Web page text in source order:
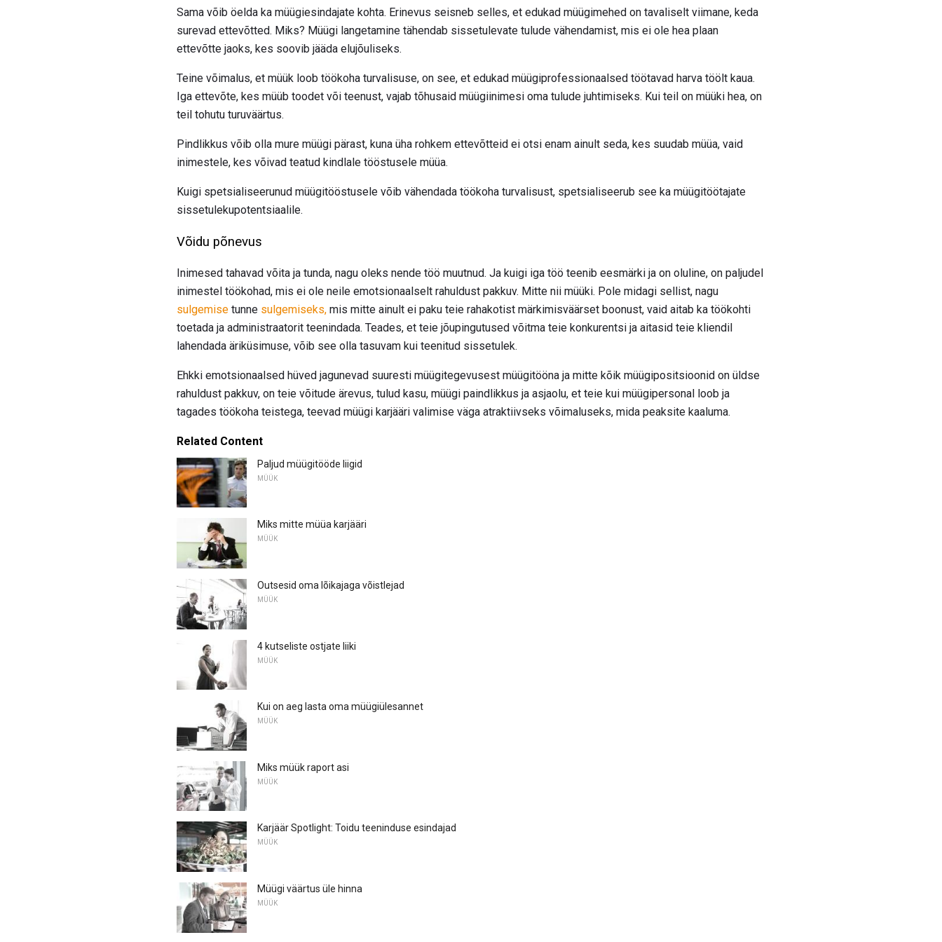
Sama võib öelda ka müügiesindajate kohta. Erinevus seisneb selles, et edukad müügimehed on tavaliselt viimane, keda
surevad ettevõtted. Miks? Müügi langetamine tähendab sissetulevate tulude vähendamist, mis ei ole hea plaan
ettevõtte jaoks, kes soovib jääda elujõuliseks.
Teine võimalus, et müük loob töökoha turvalisuse, on see, et edukad müügiprofessionaalsed töötavad harva töölt kaua.
Iga ettevõte, kes müüb toodet või teenust, vajab tõhusaid müügiinimesi oma tulude juhtimiseks. Kui teil on müüki hea, on
teil tohutu turuväärtus.
Pindlikkus võib olla mure müügi pärast, kuna üha rohkem ettevõtteid ei otsi enam ainult seda, kes suudab müüa, vaid
inimestele, kes võivad teatud kindlale tööstusele müüa.
Kuigi spetsialiseerunud müügitööstusele võib vähendada töökoha turvalisust, spetsialiseerub see ka müügitöötajate
sissetulekupotentsiaalile.
Võidu põnevus
Inimesed tahavad võita ja tunda, nagu oleks nende töö muutnud. Ja kuigi iga töö teenib eesmärki ja on oluline, on paljudel
inimestel töökohad, mis ei ole neile emotsionaalselt rahuldust pakkuv. Mitte nii müüki. Pole midagi sellist, nagu
sulgemise tunne sulgemiseks, mis mitte ainult ei paku teie rahakotist märkimisväärset boonust, vaid aitab ka töökohti
toetada ja administraatorit teenindada. Teades, et teie jõupingutused võitma teie konkurentsi ja aitasid teie kliendil
lahendada äriküsimuse, võib see olla tasuvam kui teenitud sissetulek.
Ehkki emotsionaalsed hüved jagunevad suuresti müügitegevusest müügitööna ja mitte kõik müügipositsioonid on üldse
rahuldust pakkuv, on teie võitude ärevus, tulud kasu, müügi paindlikkus ja asjaolu, et teie kui müügipersonal loob ja
tagades töökoha teistega, teevad müügi karjääri valimise väga atraktiivseks võimaluseks, mida peaksite kaaluma.
Related Content
Paljud müügitööde liigid
MÜÜK
Miks mitte müüa karjääri
MÜÜK
Outsesid oma lõikajaga võistlejad
MÜÜK
4 kutseliste ostjate liiki
MÜÜK
Kui on aeg lasta oma müügiülesannet
MÜÜK
Miks müük raport asi
MÜÜK
Karjäär Spotlight: Toidu teeninduse esindajad
MÜÜK
Müügi väärtus üle hinna
MÜÜK